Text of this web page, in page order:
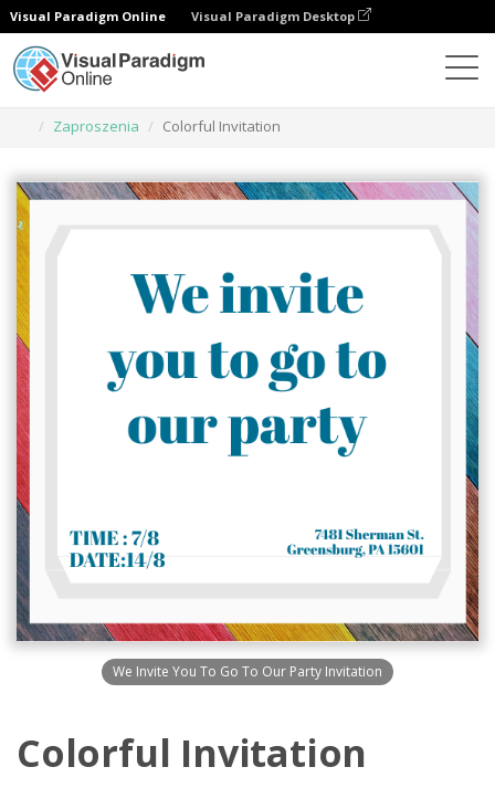
Visual Paradigm Online Visual Paradigm Desktop
Zaproszenia
Colorful Invitation
We Invite You To Go To Our Party Invitation
Colorful Invitation